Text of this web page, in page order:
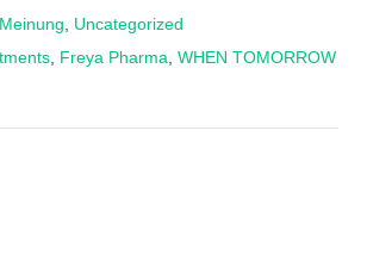
Meinung, Uncategorized
, Freya Pharma, WHEN TOMORROW